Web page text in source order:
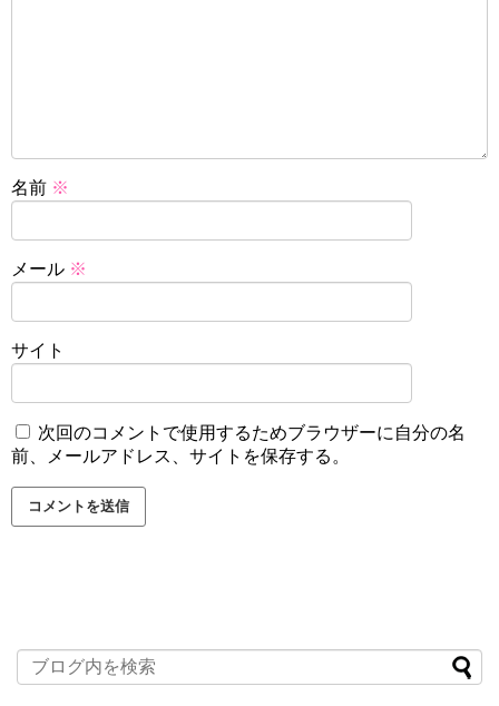
名前 ※
メール ※
サイト
次回のコメントで使用するためブラウザーに自分の名
前、メールアドレス、サイトを保存する。